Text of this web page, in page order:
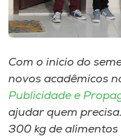
Rádio
Museu
Store
Com o início do
novos acadêmicos
Publicidade e
ajudar quem
300 kg de